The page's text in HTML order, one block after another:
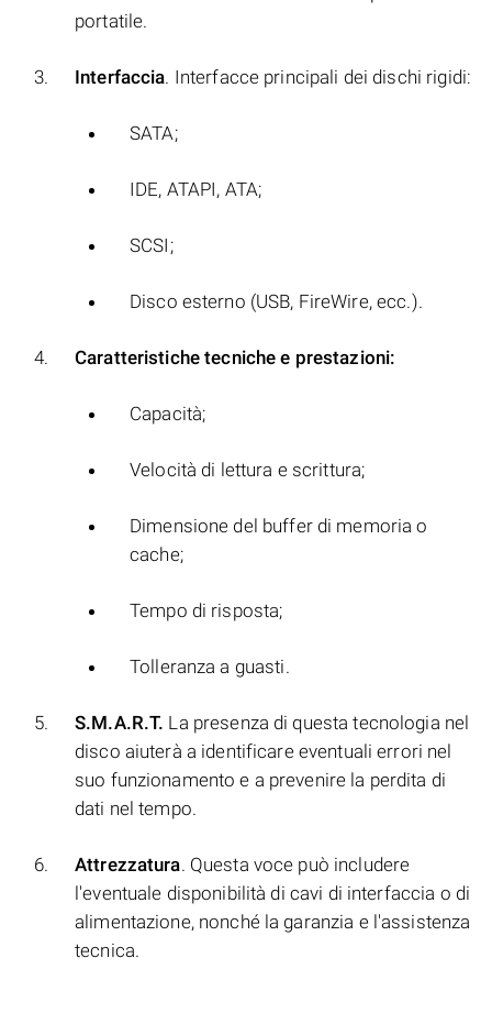
portatile.
Interfaccia. Interfacce principali dei dischi rigidi:
SATA;
IDE, ATAPI, ATA;
SCSI;
Disco esterno (USB, FireWire, ecc.).
Caratteristiche tecniche e prestazioni:
Capacità;
Velocità di lettura e scrittura;
Dimensione del buffer di memoria o
cache;
Tempo di risposta;
Tolleranza a guasti.
S.M.A.R.T. La presenza di questa tecnologia nel
disco aiuterà a identificare eventuali errori nel
suo funzionamento e a prevenire la perdita di
dati nel tempo.
Attrezzatura. Questa voce può includere
l'eventuale disponibilità di cavi di interfaccia o di
alimentazione, nonché la garanzia e l'assistenza
tecnica.